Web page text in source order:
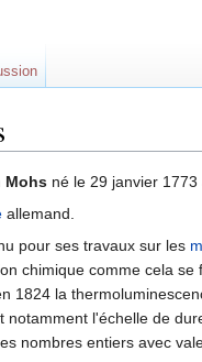
Mohs né le 29 janvier
allemand.
pour ses travaux sur les
chimique comme cela se
1824 la
notamment l'échelle de
nombres entiers avec